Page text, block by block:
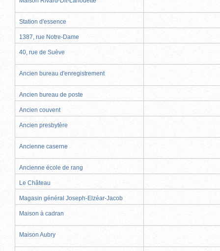
Station d'essence
1387, rue Notre-Dame
40, rue de Suève
Ancien bureau d'enregistrement
Ancien bureau de poste
Ancien couvent
Ancien presbytère
Ancienne caserne
Ancienne école de rang
Le Château
Magasin général Joseph-Elzéar-Jacob
Maison à cadran
Maison Aubry